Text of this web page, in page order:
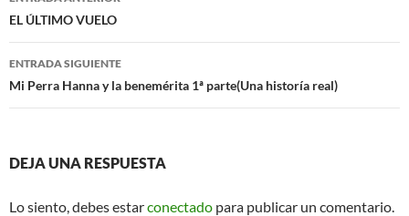
k
de
entradas
EL ÚLTIMO VUELO
ENTRADA SIGUIENTE
Mi Perra Hanna y la benemérita 1ª parte(Una historía real)
DEJA UNA RESPUESTA
Lo siento, debes estarconectado para publicar un comentario.